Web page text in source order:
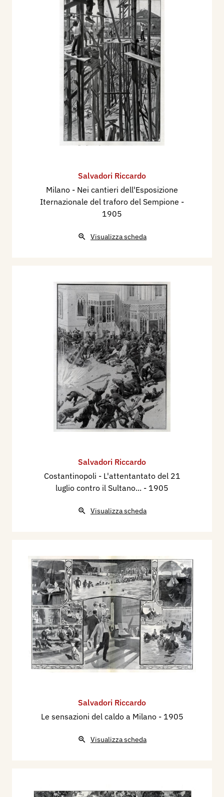
Salvadori Riccardo
Milano - Nei cantieri dell'Esposizione
Iternazionale del traforo del Sempione -
1905
Visualizza scheda
Salvadori Riccardo
Costantinopoli - L'attentantato del 21
luglio contro il Sultano... - 1905
Visualizza scheda
Salvadori Riccardo
Le sensazioni del caldo a Milano - 1905
Visualizza scheda